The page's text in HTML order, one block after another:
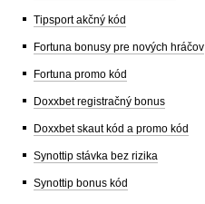
Tipsport akčný kód
Fortuna bonusy pre nových hráčov
Fortuna promo kód
Doxxbet registračný bonus
Doxxbet skaut kód a promo kód
Synottip stávka bez rizika
Synottip bonus kód